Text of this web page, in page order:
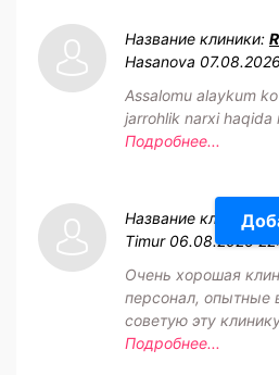
Название клиники:
Hasanova
Assalomu alaykum
jarrohlik narxi haqida
Подробнее...
Название клиники:
Timur 06.08.2026
Очень хорошая
персонал, опытные
советую эту
Подробнее...